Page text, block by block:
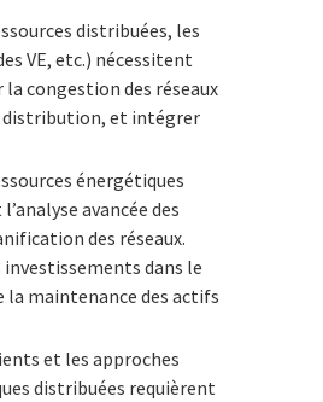
distribuées, les
VE, etc.) nécessitent
congestion des réseaux
distribution, et intégrer
énergétiques
avancée des
des réseaux.
dans le
la maintenance des actifs
et les approches
distribuées requièrent